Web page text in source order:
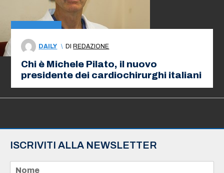
DAILY \ DI REDAZIONE
Chi è Michele Pilato, il nuovo
presidente dei cardiochirurghi italiani
ISCRIVITI ALLA NEWSLETTER